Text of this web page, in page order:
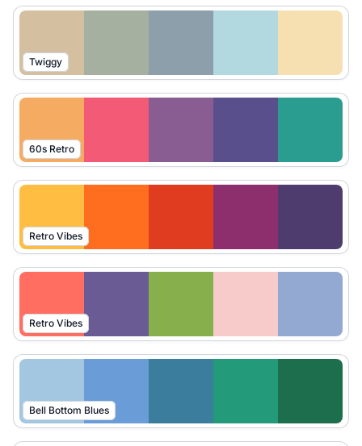
Twiggy
60s Retro
Retro Vibes
Retro Vibes
Bell Bottom Blues